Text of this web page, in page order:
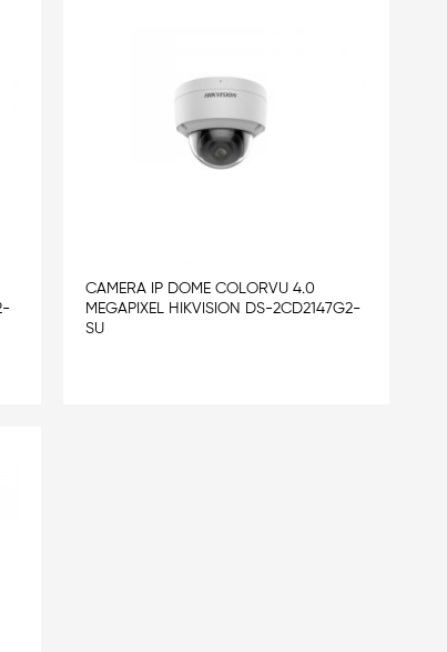
CAMERA IP DOME COLORVU 4.0
MEGAPIXEL HIKVISION DS-2CD2147G2-
SU